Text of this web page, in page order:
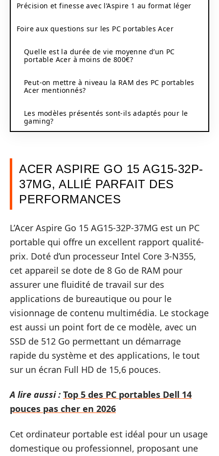
Précision et finesse avec l’Aspire 1 au format léger
Foire aux questions sur les PC portables Acer
Quelle est la durée de vie moyenne d’un PC
portable Acer à moins de 800€?
Peut-on mettre à niveau la RAM des PC portables
Acer mentionnés?
Les modèles présentés sont-ils adaptés pour le
gaming?
ACER ASPIRE GO 15 AG15-32P-
37MG, ALLIÉ PARFAIT DES
PERFORMANCES
L’Acer Aspire Go 15 AG15-32P-37MG est un PC
portable qui offre un excellent rapport qualité-
prix. Doté d’un processeur Intel Core 3-N355,
cet appareil se dote de 8 Go de RAM pour
assurer une fluidité de travail sur des
applications de bureautique ou pour le
visionnage de contenu multimédia. Le stockage
est aussi un point fort de ce modèle, avec un
SSD de 512 Go permettant un démarrage
rapide du système et des applications, le tout
sur un écran Full HD de 15,6 pouces.
A lire aussi : Top 5 des PC portables Dell 14
pouces pas cher en 2026
Cet ordinateur portable est idéal pour un usage
domestique ou professionnel, proposant une